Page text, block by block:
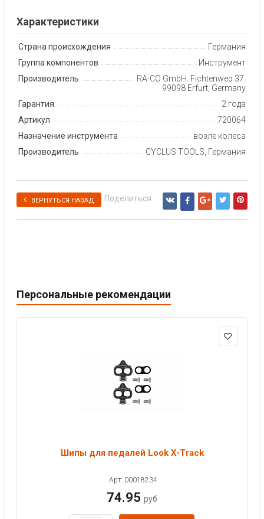
Характеристики
Страна происхождения
Германия
Группа компонентов
Инструмент
Производитель
RA-CO GmbH, Fichtenweg 37,
99098 Erfurt, Germany
Гарантия
2 года
Артикул
720064
Назначение инструмента
возле колеса
Производитель
CYCLUS TOOLS, Германия
ВЕРНУТЬСЯ НАЗАД Поделиться:
Персональные рекомендации
Шипы для педалей Look X-Track
Арт: 00018234
74.95 руб